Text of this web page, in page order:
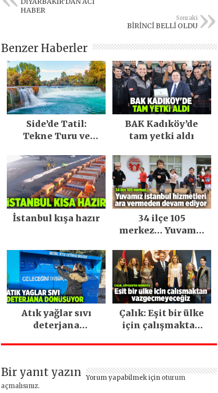
HABER
Sonraki
BİRİNCİ BELLİ OLDU
Benzer Haberler
Side’de Tatil:
Tekne Turu ve
BAK Kadıköy’de
tam yetki aldı
İstanbul kışa hazır
34 ilçe 105
merkez… Yuvamız
ara vermeden
devam ediyor
Atık yağlar sıvı
deterjana
Çalık: Eşit bir ülke
için çalışmaktan
Bir yanıt yazın Yorum yapabilmek için oturum
açmalısınız.